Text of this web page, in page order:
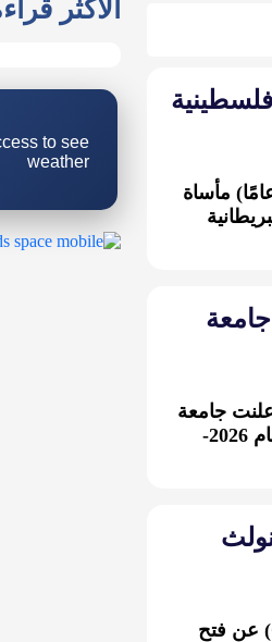
الطالبة الفلسطينية دانية الأفرنجي (16 عامًا) مأساة
في جامعة
جامعة
كامبريدج عن قائمة المنح الدراسية المقدَّمة لعام 2026-
أعلنت لجنة منح الكومنولث في بريطانيا (CSC) عن فتح
الأكثر
to see
weather